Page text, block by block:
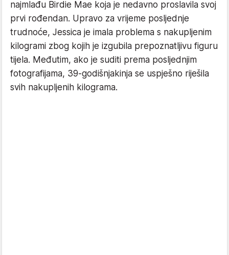
najmlađu Birdie Mae koja je nedavno proslavila svoj
prvi rođendan. Upravo za vrijeme posljednje
trudnoće, Jessica je imala problema s nakupljenim
kilogrami zbog kojih je izgubila prepoznatljivu figuru
tijela. Međutim, ako je suditi prema posljednjim
fotografijama, 39-godišnjakinja se uspješno riješila
svih nakupljenih kilograma.